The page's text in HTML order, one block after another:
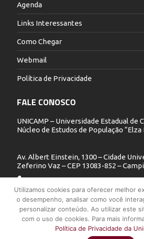
Agenda
Links Interessantes
Como Chegar
Webmail
Política de Privacidade
FALE CONOSCO
UNICAMP – Universidade Estadual de
Núcleo de Estudos de População “Elza
Av. Albert Einstein, 1300 – Cidade
Zeferino Vaz – CEP 13083-852 –
19 3521.5900
nepo@unicamp.br
Utilizamos cookies para oferecer melhor
o desempenho, analisar como você
personalizar conteúdo. Ao utilizar este
com o uso de cookies. Para mais
Política de Privacidade da